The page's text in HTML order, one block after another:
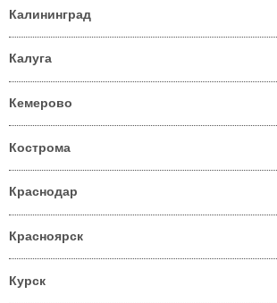
Калининград
Калуга
Кемерово
Кострома
Краснодар
Красноярск
Курск